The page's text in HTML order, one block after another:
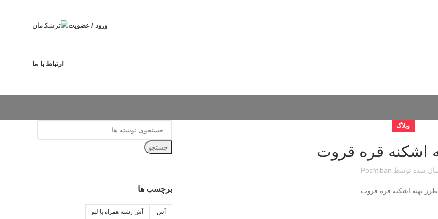
ورود / عضویت
ارتباط با ما
وبلاگ
اشکنه قره قروت
شده توسط Poshtiban
جستجو
برچسب ها
آش آش رشته همراه با لبو